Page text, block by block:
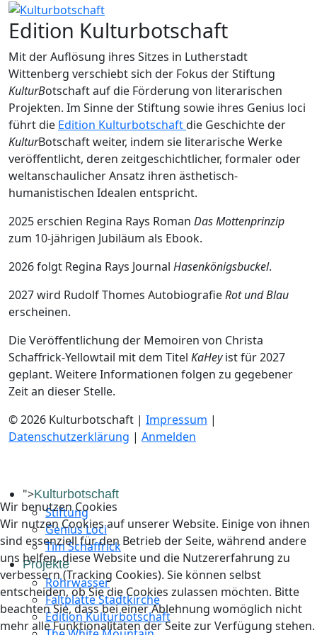
Edition Kulturbotschaft
Mit der Auflösung ihres Sitzes in Lutherstadt
Wittenberg verschiebt sich der Fokus der Stiftung
KulturBotschaft auf die Förderung von literarischen
Projekten. Im Sinne der Stiftung sowie ihres Genius loci
führt die Edition Kulturbotschaftdie Geschichte der
KulturBotschaft weiter, indem sie literarische Werke
veröffentlicht, deren zeitgeschichtlicher, formaler oder
weltanschaulicher Ansatz ihren ästhetisch-
humanistischen Idealen entspricht.
2025 erschien Regina Rays Roman Das Mottenprinzip
zum 10-jährigen Jubiläum als Ebook.
2026 folgt Regina Rays Journal Hasenkönigsbuckel.
2027 wird Rudolf Thomes AutobiografieRot und Blau
erscheinen.
Die Veröffentlichung der Memoiren von Christa
Schaffrick-Yellowtail mit dem Titel KaHeyist für 2027
geplant. Weitere Informationen folgen zu gegebener
Zeit an dieser Stelle.
© 2026 Kulturbotschaft | Impressum |
Datenschutzerklärung | Anmelden
">Kulturbotschaft
Stiftung
Genius Loci
Tim Schaffrick
Projekte
Röhrwasser
Faltplatte Stadtkirche
Edition Kulturbotschaft
Wir benutzen Cookies
Wir nutzen Cookies auf unserer Website. Einige von ihnen
sind essenziell für den Betrieb der Seite, während andere
uns helfen, diese Website und die Nutzererfahrung zu
verbessern (Tracking Cookies). Sie können selbst
entscheiden, ob Sie die Cookies zulassen möchten. Bitte
beachten Sie, dass bei einer Ablehnung womöglich nicht
mehr alle Funktionalitäten der Seite zur Verfügung stehen.